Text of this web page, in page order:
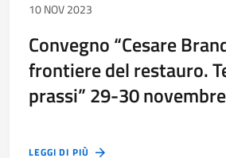
10 NOV 2023
Convegno “Cesare
frontiere del restauro.
prassi” 29-30
LEGGI DI PIÙ